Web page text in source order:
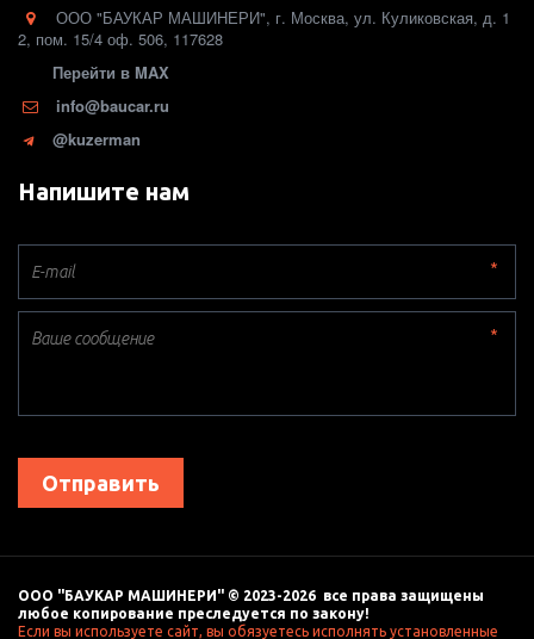
ООО "БАУКАР МАШИНЕРИ", г. Москва, ул. Куликовская, д. 1
2, пом. 15/4 оф. 506, 117628
Перейти в MAX
info@baucar.ru
@kuzerman
Напишите нам
*
*
Отправить
ООО "БАУКАР МАШИНЕРИ" © 2023-2026  все права защищены
любое копирование преследуется по закону!
Если вы используете сайт, вы обязуетесь исполнять установленные